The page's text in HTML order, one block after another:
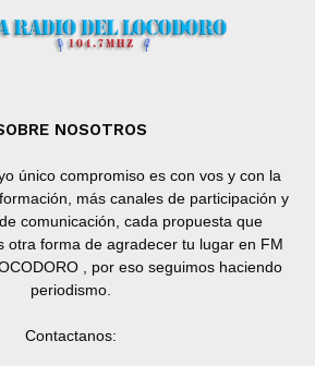
NOSOTROS
único compromiso es con vos y con la
más canales de participación y
comunicación, cada propuesta que
otra forma de agradecer tu lugar en FM
, por eso seguimos haciendo
periodismo.
Contactanos: